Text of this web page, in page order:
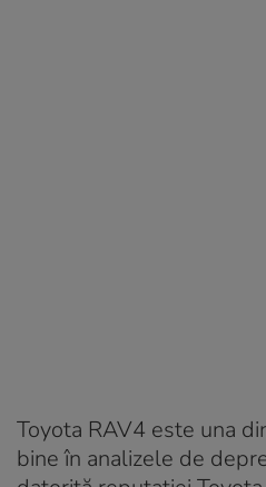
Toyota RAV4 este una
bine în analizele de